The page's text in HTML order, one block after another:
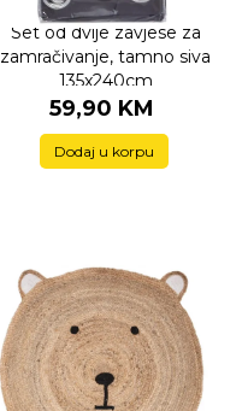
Set od dvije zavjese za
zamračivanje, tamno siva
135x240cm
59,90 KM
Dodaj u korpu